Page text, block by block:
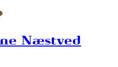
Næstved